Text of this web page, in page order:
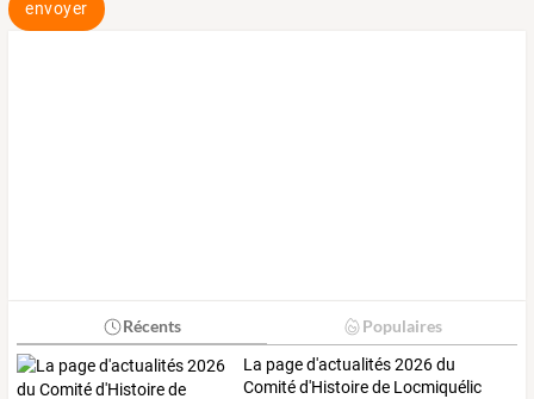
envoyer
Récents Populaires
La page d'actualités 2026 du
Comité d'Histoire de Locmiquélic